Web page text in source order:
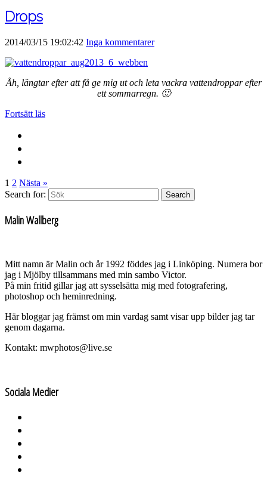
Drops
2014/03/15 19:02:42 Inga kommentarer
Åh, längtar efter att få ge mig ut och leta vackra vattendroppar efter
ett sommarregn. 🙂
Fortsätt läs
1 2 Nästa »
Search for:
Search
Malin Wallberg
Mitt namn är Malin och år 1992 föddes jag i Linköping. Numera bor
jag i Mjölby tillsammans med min sambo Victor.
På min fritid gillar jag att sysselsätta mig med fotografering,
photoshop och heminredning.
Här bloggar jag främst om min vardag samt visar upp bilder jag tar
genom dagarna.
Kontakt: mwphotos@live.se
Sociala Medier